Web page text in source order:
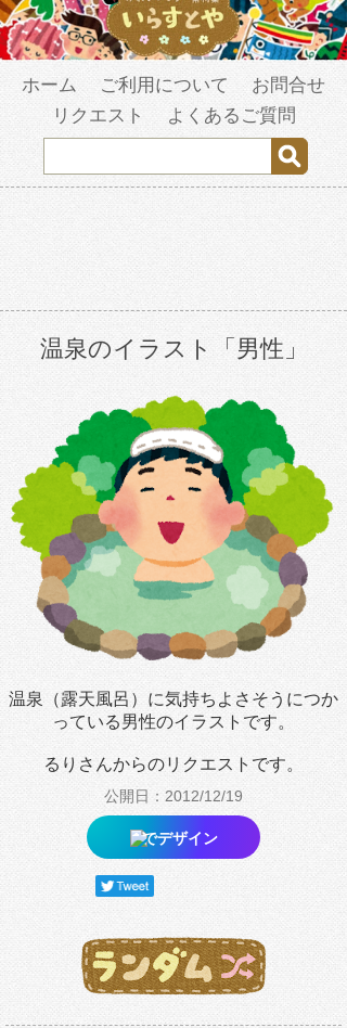
ホーム ご利用について
お問合せ
リクエスト
よくあるご質問
温泉のイラスト「男性」
温泉（露天風呂）に気持ちよさそうにつか
っている男性のイラストです。
るりさんからのリクエストです。
公開日：2012/12/19
でデザイン